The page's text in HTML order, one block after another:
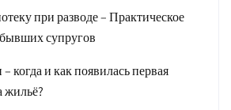
при разводе – Практическое
супругов
когда и как появилась первая
жильё?